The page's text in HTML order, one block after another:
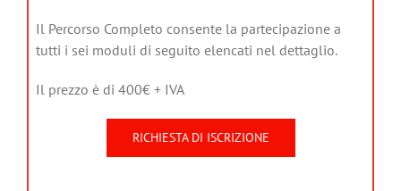
Il Percorso Completo consente la partecipazione a
tutti i sei moduli di seguito elencati nel dettaglio.
Il prezzo è di 400€ + IVA
RICHIESTA DI ISCRIZIONE